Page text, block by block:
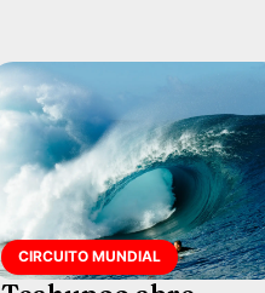
CIRCUITO MUNDIAL